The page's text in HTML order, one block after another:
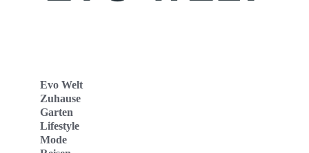
Evo Welt
Zuhause
Garten
Lifestyle
Mode